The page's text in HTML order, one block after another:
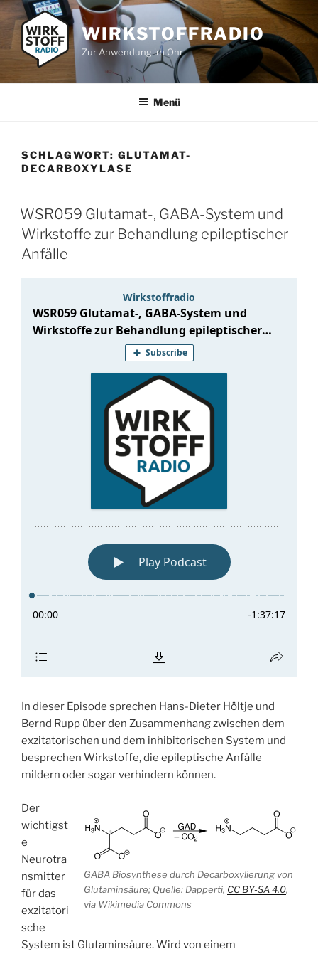
Zum
Inhalt
springen
WIRKSTOFFRADIO
Zur Anwendung im Ohr
Menü
SCHLAGWORT: GLUTAMAT-
DECARBOXYLASE
WSR059 Glutamat-, GABA-System und
Wirkstoffe zur Behandlung epileptischer
Anfälle
In dieser Episode sprechen Hans-Dieter Höltje und
Bernd Rupp über den Zusammenhang zwischen dem
exzitatorischen und dem inhibitorischen System und
besprechen Wirkstoffe, die epileptische Anfälle
mildern oder sogar verhindern können.
GABA Biosynthese durch Decarboxylierung von
Glutaminsäure; Quelle: Dapperti, CC BY-SA 4.0,
via Wikimedia Commons
Der
wichtigst
e
Neurotra
nsmitter
für das
exzitatori
sche
System ist Glutaminsäure. Wird von einem